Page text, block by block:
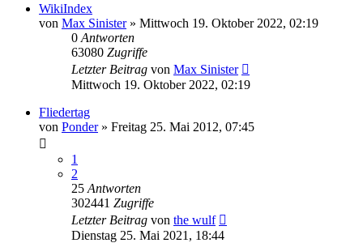
WikiIndex
von Max Sinister» Mittwoch 19. Oktober 2022, 02:19
0 Antworten
63080 Zugriffe
Letzter Beitrag von Max Sinister
Mittwoch 19. Oktober 2022, 02:19
Fliedertag
von Ponder» Freitag 25. Mai 2012, 07:45
1
2
25 Antworten
302441 Zugriffe
Letzter Beitrag von the wulf
Dienstag 25. Mai 2021, 18:44